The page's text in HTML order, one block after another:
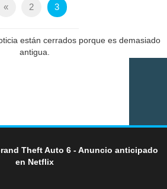
« 2 3
están cerrados porque es demasiado
antigua.
Theft Auto 6 - Anuncio anticipado
en Netflix